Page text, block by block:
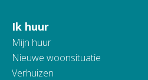
Contactinformatie
Ik huur
Mijn huur
Nieuwe woonsituatie
Verhuizen